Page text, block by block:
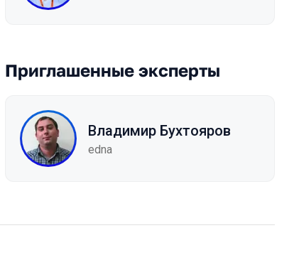
Приглашенные эксперты
Владимир Бухтояров
edna